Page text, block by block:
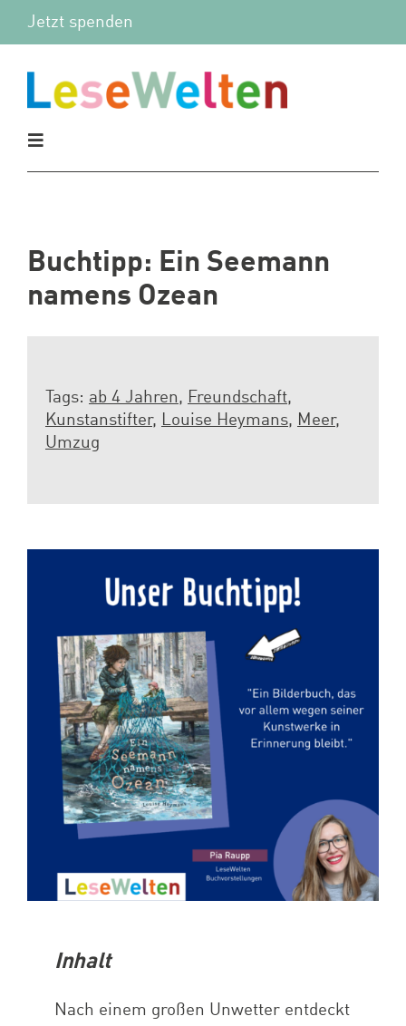
Zum
Jetzt spenden
Toggle
Vor Ort
Spenden
Buchtipp: Ein Seemann
namens Ozean
Tags: ab 4 Jahren, Freundschaft,
Kunstanstifter, Louise Heymans, Meer,
Umzug
Inhalt
Nach einem großen Unwetter entdeckt